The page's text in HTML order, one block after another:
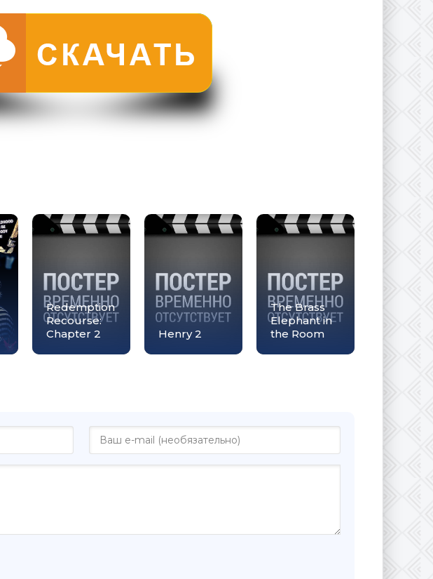
Redemption
Recourse:
Chapter 2
Henry 2
The Brass
Elephant in
the Room